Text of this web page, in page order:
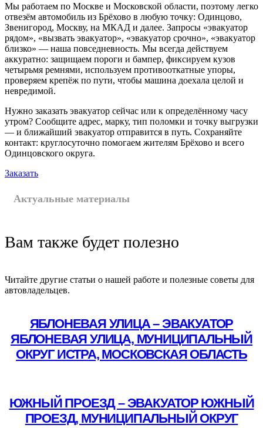
Мы работаем по Москве и Московской области, поэтому легко
отвезём автомобиль из Брёхово в любую точку: Одинцово,
Звенигород, Москву, на МКАД и далее. Запросы «эвакуатор
рядом», «вызвать эвакуатор», «эвакуатор срочно», «эвакуатор
близко» — наша повседневность. Мы всегда действуем
аккуратно: защищаем пороги и бампер, фиксируем кузов
четырьмя ремнями, используем противооткатные упоры,
проверяем крепёж по пути, чтобы машина доехала целой и
невредимой.
Нужно заказать эвакуатор сейчас или к определённому часу
утром? Сообщите адрес, марку, тип поломки и точку выгрузки
— и ближайший эвакуатор отправится в путь. Сохраняйте
контакт: круглосуточно помогаем жителям Брёхово и всего
Одинцовского округа.
Заказать
Актуальные материалы
Вам также будет полезно
Читайте другие статьи о нашей работе и полезные советы для
автовладельцев.
ЯБЛОНЕВАЯ УЛИЦА – ЭВАКУАТОР
ЯБЛОНЕВАЯ УЛИЦА, МУНИЦИПАЛЬНЫЙ
ОКРУГ ИСТРА, МОСКОВСКАЯ ОБЛАСТЬ
ЮЖНЫЙ ПРОЕЗД – ЭВАКУАТОР ЮЖНЫЙ
ПРОЕЗД, МУНИЦИПАЛЬНЫЙ ОКРУГ